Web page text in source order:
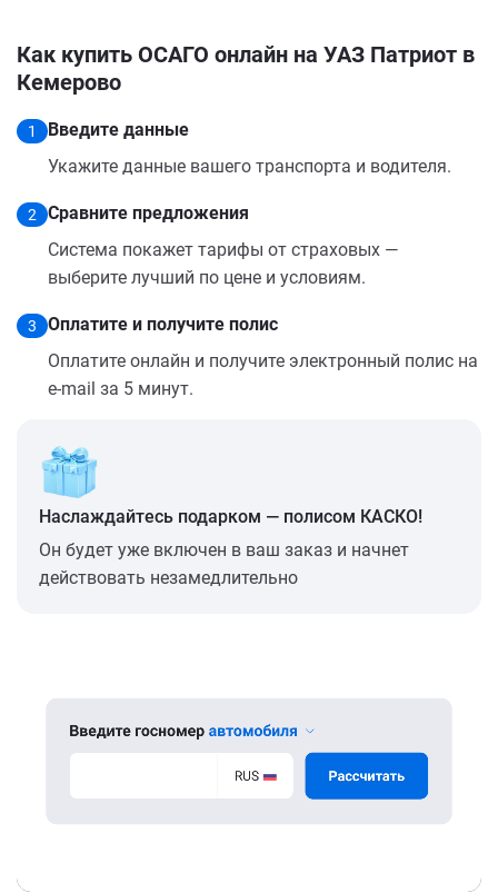
Как купить ОСАГО онлайн на УАЗ Патриот в
Кемерово
1
Введите данные
Укажите данные вашего транспорта и водителя.
2
Сравните предложения
Система покажет тарифы от страховых —
выберите лучший по цене и условиям.
3
Оплатите и получите полис
Оплатите онлайн и получите электронный полис на
e-mail за 5 минут.
Наслаждайтесь подарком — полисом КАСКО!
Он будет уже включен в ваш заказ и начнет
действовать незамедлительно